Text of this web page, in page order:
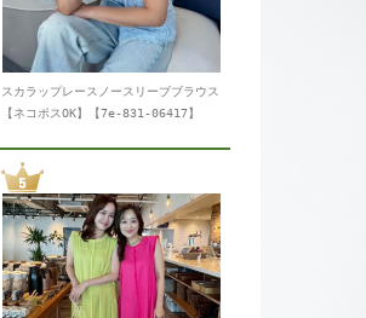
スカラップレースノースリーブブラウス
【ネコポスOK】【7e-831-06417】